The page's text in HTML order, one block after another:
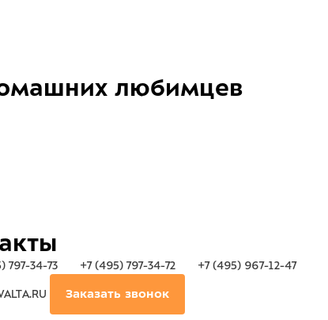
любимцев
797-34-73 +7 (495) 797-34-72 +7 (495) 967-12-47
Заказать звонок